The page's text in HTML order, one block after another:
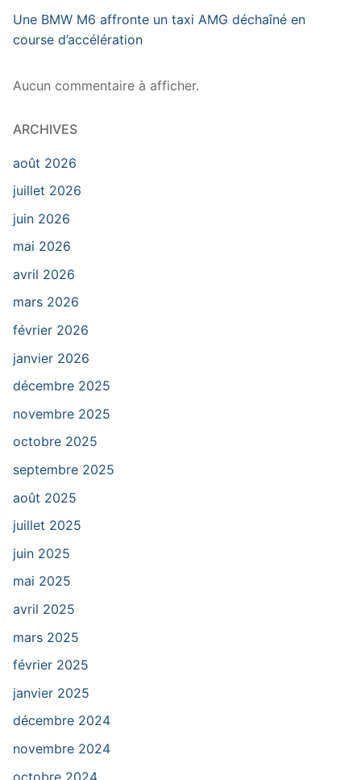
Une BMW M6 affronte un taxi AMG déchaîné en
course d’accélération
Aucun commentaire à afficher.
ARCHIVES
août 2026
juillet 2026
juin 2026
mai 2026
avril 2026
mars 2026
février 2026
janvier 2026
décembre 2025
novembre 2025
octobre 2025
septembre 2025
août 2025
juillet 2025
juin 2025
mai 2025
avril 2025
mars 2025
février 2025
janvier 2025
décembre 2024
novembre 2024
octobre 2024